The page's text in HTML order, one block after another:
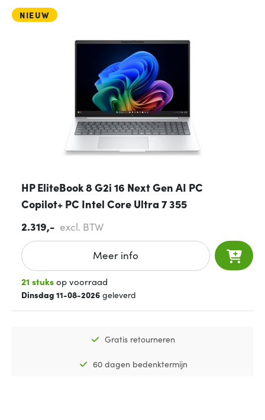
NIEUW
HP EliteBook 8 G2i 16 Next Gen AI PC
Copilot+ PC Intel Core Ultra 7 355
2.319,- excl. BTW
Meer info
21 stuksop voorraad
Dinsdag 11-08-2026 geleverd
Gratis retourneren
60 dagen bedenktermijn